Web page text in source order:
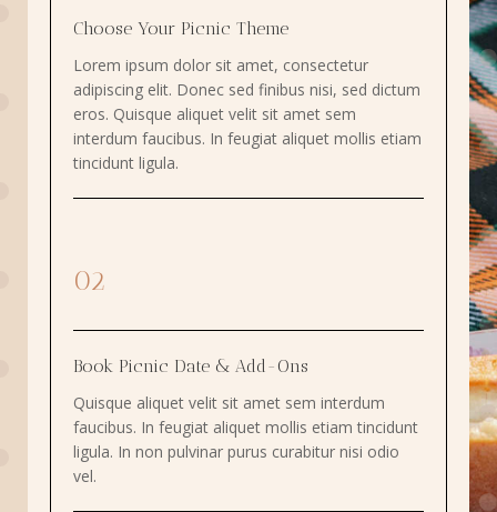
Choose Your Picnic Theme
Lorem ipsum dolor sit amet, consectetur
adipiscing elit. Donec sed finibus nisi, sed dictum
eros. Quisque aliquet velit sit amet sem
interdum faucibus. In feugiat aliquet mollis etiam
tincidunt ligula.
02
Book Picnic Date & Add-Ons
Quisque aliquet velit sit amet sem interdum
faucibus. In feugiat aliquet mollis etiam tincidunt
ligula. In non pulvinar purus curabitur nisi odio
vel.